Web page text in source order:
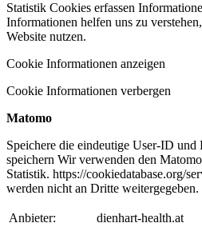
Statistik Cookies erfassen
Informationen helfen uns zu
Website nutzen.
Cookie Informationen anzeigen
Cookie Informationen verbergen
Matomo
Speichere die eindeutige User-ID
speichern Wir verwenden den
Statistik. https://cookiedatabase.org/
werden nicht an Dritte weitergegeben.
Anbieter:
dienhart-health.at